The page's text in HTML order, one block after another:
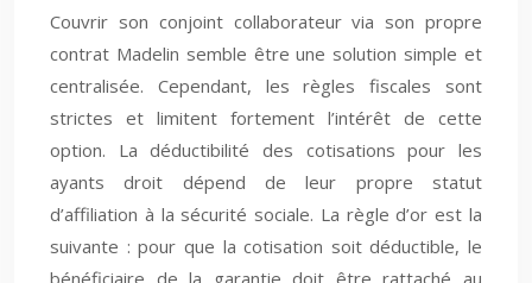
Couvrir son conjoint collaborateur via son propre
contrat Madelin semble être une solution simple et
centralisée. Cependant, les règles fiscales sont
strictes et limitent fortement l’intérêt de cette
option. La déductibilité des cotisations pour les
ayants droit dépend de leur propre statut
d’affiliation à la sécurité sociale. La règle d’or est la
suivante : pour que la cotisation soit déductible, le
bénéficiaire de la garantie doit être rattaché au